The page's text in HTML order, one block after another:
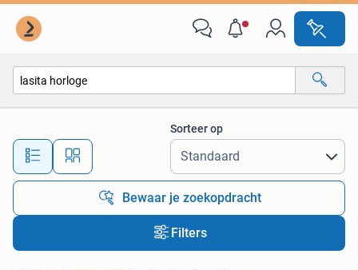
Alle afstanden…
Sorteer op
Bewaar je zoekopdracht
Filters